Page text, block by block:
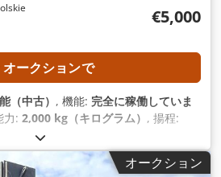
€5,000
オークションで
（中古） , 機能: 完全に稼働していま
力: 2,000 kg（キログラム） , 揚程:
1,330 mm
,
オークション